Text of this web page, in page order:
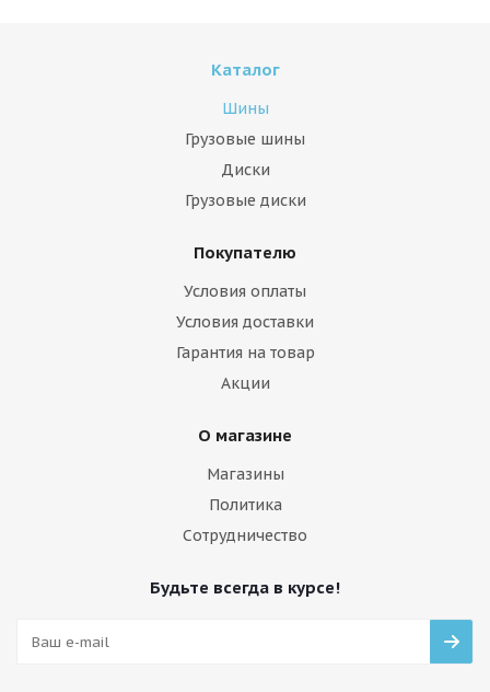
Каталог
Шины
Грузовые шины
Диски
Грузовые диски
Покупателю
Условия оплаты
Условия доставки
Гарантия на товар
Акции
О магазине
Магазины
Политика
Сотрудничество
Будьте всегда в курсе!